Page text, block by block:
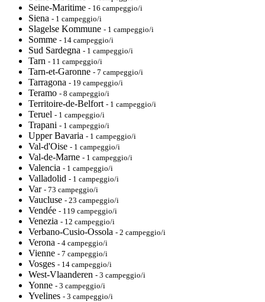
Seine-Maritime - 16 campeggio/i
Siena - 1 campeggio/i
Slagelse Kommune - 1 campeggio/i
Somme - 14 campeggio/i
Sud Sardegna - 1 campeggio/i
Tarn - 11 campeggio/i
Tarn-et-Garonne - 7 campeggio/i
Tarragona - 19 campeggio/i
Teramo - 8 campeggio/i
Territoire-de-Belfort - 1 campeggio/i
Teruel - 1 campeggio/i
Trapani - 1 campeggio/i
Upper Bavaria - 1 campeggio/i
Val-d'Oise - 1 campeggio/i
Val-de-Marne - 1 campeggio/i
Valencia - 1 campeggio/i
Valladolid - 1 campeggio/i
Var - 73 campeggio/i
Vaucluse - 23 campeggio/i
Vendée - 119 campeggio/i
Venezia - 12 campeggio/i
Verbano-Cusio-Ossola - 2 campeggio/i
Verona - 4 campeggio/i
Vienne - 7 campeggio/i
Vosges - 14 campeggio/i
West-Vlaanderen - 3 campeggio/i
Yonne - 3 campeggio/i
Yvelines - 3 campeggio/i